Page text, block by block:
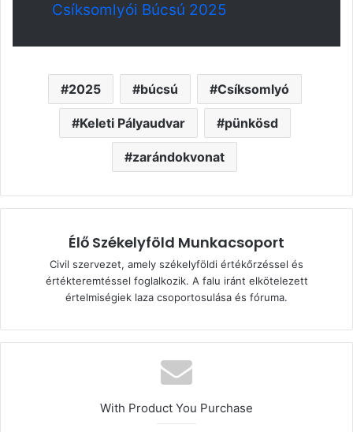
Csíksomlyói Búcsú 2025
2025 búcsú Csíksomlyó
Keleti Pályaudvar pünkösd
zarándokvonat
Élő Székelyföld Munkacsoport
Civil szervezet, amely székelyföldi értékőrzéssel és
értékteremtéssel foglalkozik. A falu iránt elkötelezett
értelmiségiek laza csoportosulása és fóruma.
With Product You Purchase